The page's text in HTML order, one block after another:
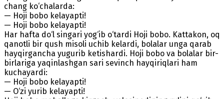
chang ko‘chalarda:
— Hoji bobo kelayapti!
— Hoji bobo kelayapti!
Har hafta do‘l singari yog‘ib o‘tardi Hoji bobo. Kattakon, oq
qanotli bir qush misoli uchib kelardi, bolalar unga qarab
hayqirgancha yugurib ketishardi. Hoji bobo va bolalar bir-
birlariga yaqinlashgan sari sevinch hayqiriqlari ham
kuchayardi:
— Hoji bobo kelayapti!
— O‘zi yurib kelayapti!